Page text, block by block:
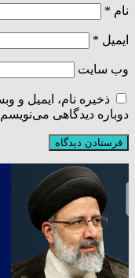
نام *
ایمیل *
وب‌ سایت
ذخیره نام، ایمیل و
دوباره دیدگاهی